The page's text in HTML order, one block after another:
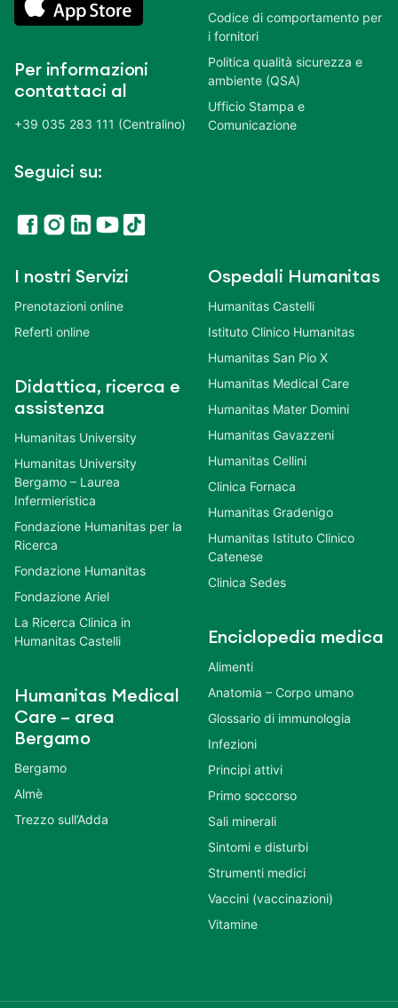
Per informazioni
contattaci al
+39 035 283 111 (Centralino)
Seguici su:
Codice di comportamento per
i fornitori
Politica qualità sicurezza e
ambiente (QSA)
Ufficio Stampa e
Comunicazione
I nostri Servizi
Prenotazioni online
Referti online
Didattica, ricerca e
assistenza
Humanitas University
Humanitas University
Bergamo – Laurea
Infermieristica
Fondazione Humanitas per la
Ricerca
Fondazione Humanitas
Fondazione Ariel
La Ricerca Clinica in
Humanitas Castelli
Humanitas Medical
Care – area
Bergamo
Bergamo
Almè
Trezzo sull’Adda
Ospedali Humanitas
Humanitas Castelli
Istituto Clinico Humanitas
Humanitas San Pio X
Humanitas Medical Care
Humanitas Mater Domini
Humanitas Gavazzeni
Humanitas Cellini
Clinica Fornaca
Humanitas Gradenigo
Humanitas Istituto Clinico
Catenese
Clinica Sedes
Enciclopedia medica
Alimenti
Anatomia – Corpo umano
Glossario di immunologia
Infezioni
Principi attivi
Primo soccorso
Sali minerali
Sintomi e disturbi
Strumenti medici
Vaccini (vaccinazioni)
Vitamine